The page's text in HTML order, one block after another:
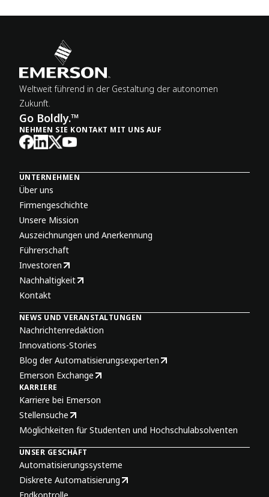
Weltweit führend in der Gestaltung der autonomen
Zukunft.
Go Boldly.™
NEHMEN SIE KONTAKT MIT UNS AUF
UNTERNEHMEN
Über uns
Firmengeschichte
Unsere Mission
Auszeichnungen und Anerkennung
Führerschaft
Investoren
Nachhaltigkeit
Kontakt
NEWS UND VERANSTALTUNGEN
Nachrichtenredaktion
Innovations-Stories
Blog der Automatisierungsexperten
Emerson Exchange
KARRIERE
Karriere bei Emerson
Stellensuche
Möglichkeiten für Studenten und Hochschulabsolventen
UNSER GESCHÄFT
Automatisierungssysteme
Diskrete Automatisierung